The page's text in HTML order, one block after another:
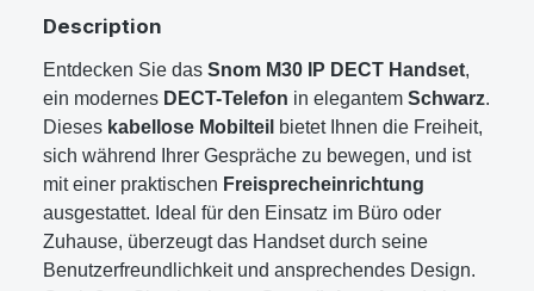
Description
Entdecken Sie das Snom M30 IP DECT Handset,
ein modernes DECT-Telefon in elegantem Schwarz.
Dieses kabellose Mobilteil bietet Ihnen die Freiheit,
sich während Ihrer Gespräche zu bewegen, und ist
mit einer praktischen Freisprecheinrichtung
ausgestattet. Ideal für den Einsatz im Büro oder
Zuhause, überzeugt das Handset durch seine
Benutzerfreundlichkeit und ansprechendes Design.